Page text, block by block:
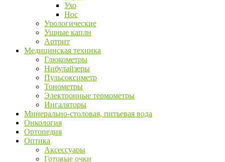
Ухо
Нос
Урологические
Ушные капли
Артрит
Медицинская техника
Глюкометры
Нибулайзеры
Пульсоксиметр
Тонометры
Электронные термометры
Ингаляторы
Минерально-столовая, питьевая вода
Онкология
Ортопедия
Оптика
Аксессуары
Готовые очки